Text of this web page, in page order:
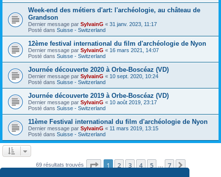
Week-end des métiers d'art: l'archéologie, au château de
Grandson
Dernier message par SylvainG « 31 janv. 2023, 11:17
Posté dans Suisse - Switzerland
12ème festival international du film d'archéologie de Nyon
Dernier message par SylvainG « 16 mars 2021, 14:07
Posté dans Suisse - Switzerland
Journée découverte 2020 à Orbe-Boscéaz (VD)
Dernier message par SylvainG « 10 sept. 2020, 10:24
Posté dans Suisse - Switzerland
Journée découverte 2019 à Orbe-Boscéaz (VD)
Dernier message par SylvainG « 10 août 2019, 23:17
Posté dans Suisse - Switzerland
11ème Festival international du film d'archéologie de Nyon
Dernier message par SylvainG « 11 mars 2019, 13:15
Posté dans Suisse - Switzerland
69 résultats trouvés Page 1sur7
1 2 3 4 5 7